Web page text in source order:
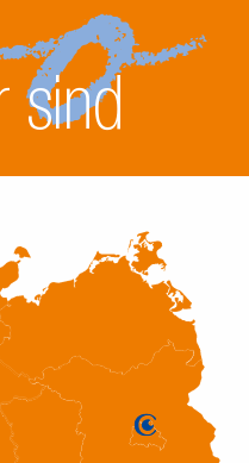
sind